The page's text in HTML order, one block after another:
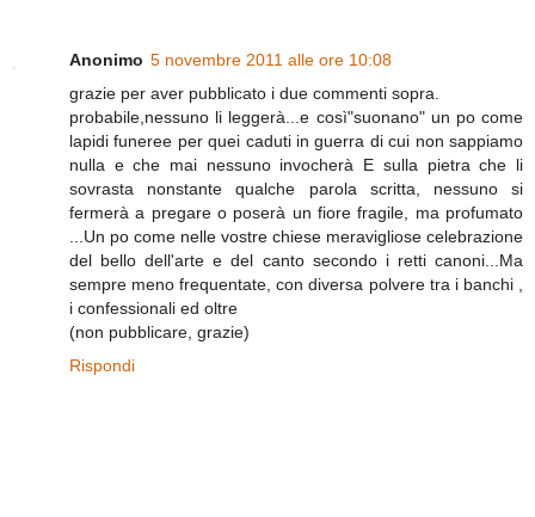
Anonimo 5 novembre 2011 alle ore 10:08
grazie per aver pubblicato i due commenti sopra.
probabile,nessuno li leggerà...e così"suonano" un po come
lapidi funeree per quei caduti in guerra di cui non sappiamo
nulla e che mai nessuno invocherà E sulla pietra che li
sovrasta nonstante qualche parola scritta, nessuno si
fermerà a pregare o poserà un fiore fragile, ma profumato
...Un po come nelle vostre chiese meravigliose celebrazione
del bello dell'arte e del canto secondo i retti canoni...Ma
sempre meno frequentate, con diversa polvere tra i banchi ,
i confessionali ed oltre
(non pubblicare, grazie)
Rispondi